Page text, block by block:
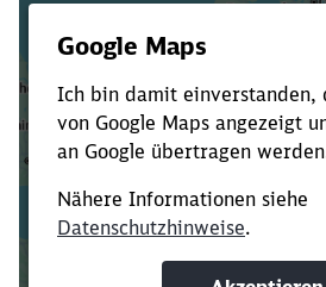
Verkürze die Ladezeit, indem
oder Filter